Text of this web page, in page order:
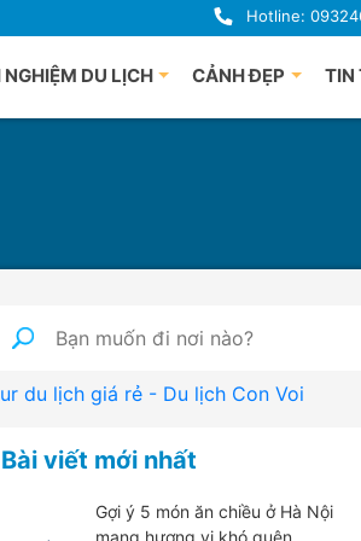
Hotline:
Ngãi
Trang
Định
Thiết
NGHIỆM DU LỊCH CẢNH ĐẸP TIN
du lịch giá rẻ - Du lịch Con Voi
Bài viết mới nhất
Gợi ý 5 món ăn chiều ở Hà Nội
mang hương vị khó quên